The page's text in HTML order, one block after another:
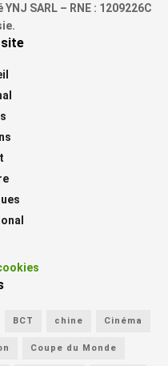
SARL – RNE : 1209226C
site
BCT chine Cinéma
Coupe du Monde